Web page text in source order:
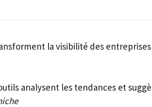
la visibilité des
analysent les tendances et